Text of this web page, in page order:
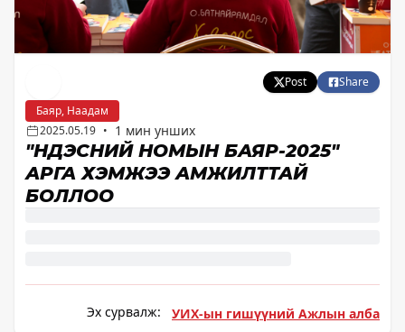
Post
Share
Баяр, Наадам
2025.05.19 • 1 мин унших
"ҮНДЭСНИЙ НОМЫН БАЯР-2025"
АРГА ХЭМЖЭЭ АМЖИЛТТАЙ
БОЛЛОО
Эх сурвалж: УИХ-ын гишүүний Ажлын алба